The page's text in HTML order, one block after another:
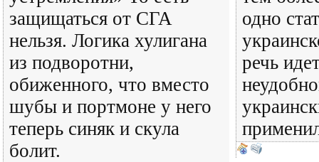
защищаться от СГА
нельзя. Логика хулигана
из подворотни,
обиженного, что вместо
шубы и портмоне у него
теперь синяк и скула
болит.
одно
речь